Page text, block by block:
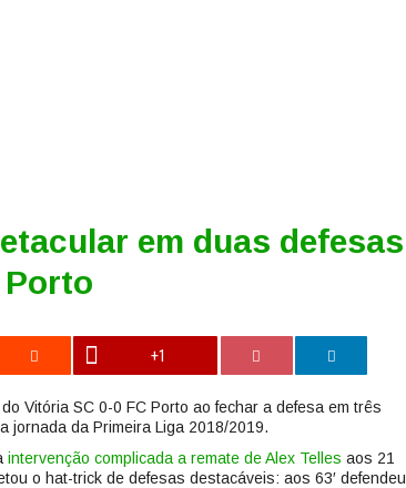
em duas defesas
Porto
+1
Vitória SC 0-0 FC Porto ao fechar a defesa em três
jornada da Primeira Liga 2018/2019.
intervenção complicada a remate de Alex Telles aos 21
o hat-trick de defesas destacáveis: aos 63′ defendeu